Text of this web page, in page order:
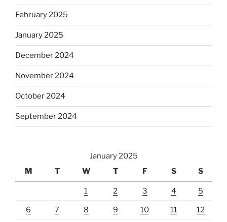
February 2025
January 2025
December 2024
November 2024
October 2024
September 2024
January 2025
M
T W T F S S
1 2 3 4 5
6 7 8 9 10 11 12